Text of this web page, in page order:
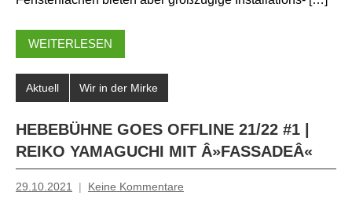
WEITERLESEN
Aktuell Wir in der Mirke
HEBEBÜHNE GOES OFFLINE 21/22 #1 |
REIKO YAMAGUCHI MIT Â»FASSADEÂ«
29.10.2021
Mosche
Keine Kommentare